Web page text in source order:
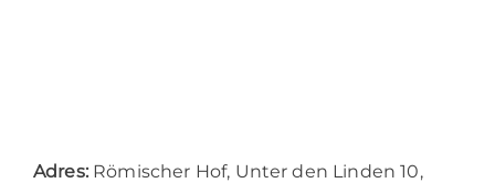
Adres: Römischer Hof, Unter den Linden 10,